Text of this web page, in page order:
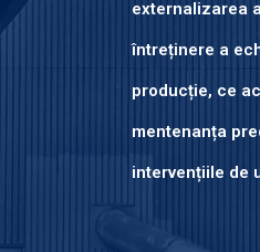
externalizarea
întreținere a
producție, ce
mentenanța
intervențiile de